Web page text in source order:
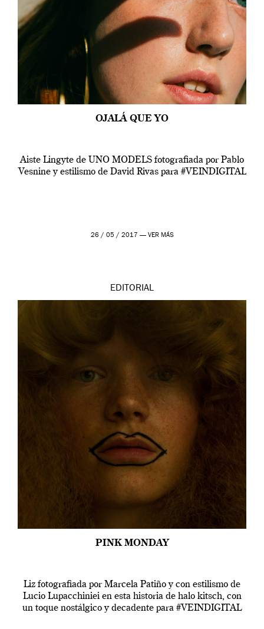
OJALÁ QUE YO
Aiste Lingyte de UNO MODELS fotografiada por Pablo
Vesnine y estilismo de David Rivas para #VEINDIGITAL
26 / 05 / 2017 — VER MÁS
EDITORIAL
PINK MONDAY
Liz fotografiada por Marcela Patiño y con estilismo de
Lucio Lupacchiniei en esta historia de halo kitsch, con
un toque nostálgico y decadente para #VEINDIGITAL